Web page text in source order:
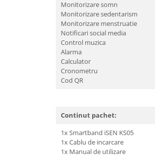
Monitorizare somn
Monitorizare sedentarism
Monitorizare menstruatie
Notificari social media
Control muzica
Alarma
Calculator
Cronometru
Cod QR
Continut pachet:
1x Smartband iSEN KS05
1x Cablu de incarcare
1x Manual de utilizare